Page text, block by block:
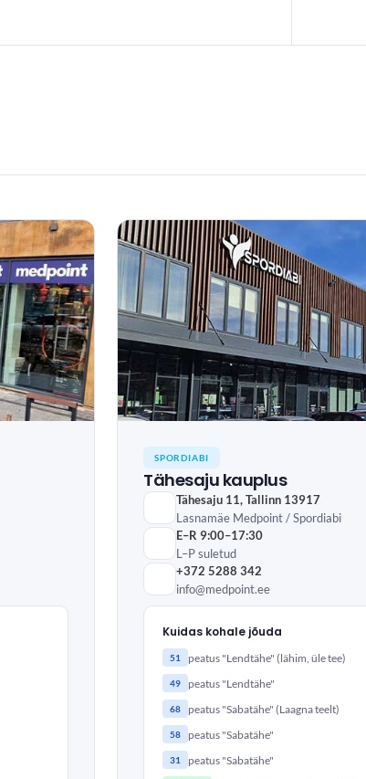
SPORDIABI
Tähesaju kauplus
Tähesaju 11, Tallinn 13917
Lasnamäe Medpoint / Spordiabi
E–R 9:00–17:30
L–P suletud
+372 5288 342
info@medpoint.ee
Kuidas kohale jõuda
51 peatus "Lendtähe" (lähim, üle tee)
49 peatus "Lendtähe"
68 peatus "Sabatähe" (Laagna teelt)
58 peatus "Sabatähe"
31 peatus "Sabatähe"